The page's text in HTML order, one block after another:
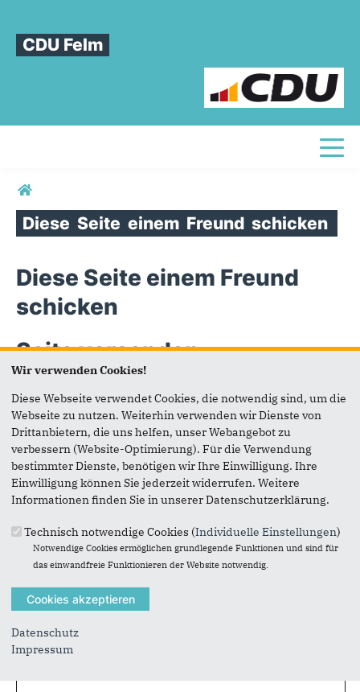
CDU Felm
Sie sind hier
Diese Seite einem Freund schicken
Diese Seite einem Freund
schicken
Seite versenden
Vielen Dank, dass Sie die Inhalte unserer Homepage
weiterempfehlen.
Anmerkung: Ihre E-Mail-Adresse wird benötigt um die
Personen, denen Sie die Seite weiterempfehlen, zu
informieren, von wem die Empfehlung kommt, und dass es
kein Spam ist.
Eigene E-Mail-Adresse*
Eigener Name*
Wir verwenden Cookies!
Diese Webseite verwendet Cookies, die notwendig sind, um die
Webseite zu nutzen. Weiterhin verwenden wir Dienste von
Drittanbietern, die uns helfen, unser Webangebot zu
verbessern (Website-Optimierung). Für die Verwendung
bestimmter Dienste, benötigen wir Ihre Einwilligung. Ihre
Einwilligung können Sie jederzeit widerrufen. Weitere
Informationen finden Sie in unserer Datenschutzerklärung.
Technisch notwendige Cookies (Individuelle Einstellungen)
Notwendige Cookies ermöglichen grundlegende Funktionen und sind für
das einwandfreie Funktionieren der Website notwendig.
Datenschutz
Impressum